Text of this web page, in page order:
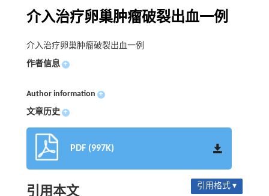
介入治疗卵巢肿瘤破裂出血一例
介入治疗卵巢肿瘤破裂出血一例
作者信息 +
Author information +
文章历史 +
PDF (997K)
引用本文 引用格式 ▾